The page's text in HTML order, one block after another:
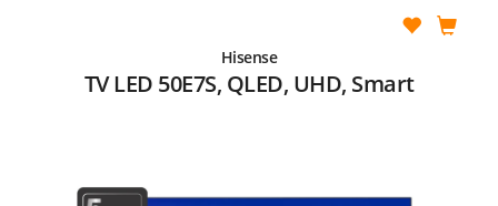
Hisense
TV LED 50E7S, QLED, UHD, Smart